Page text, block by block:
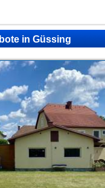
in Güssing